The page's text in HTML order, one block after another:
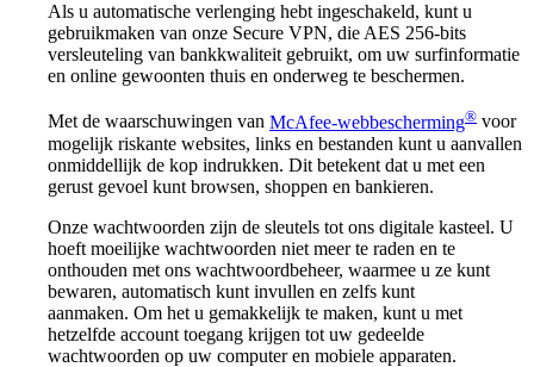
Als u automatische verlenging hebt ingeschakeld, kunt u
gebruikmaken van onze Secure VPN, die AES 256-bits
versleuteling van bankkwaliteit gebruikt, om uw surfinformatie
en online gewoonten thuis en onderweg te beschermen.
Met de waarschuwingen van McAfee-webbescherming® voor
mogelijk riskante websites, links en bestanden kunt u aanvallen
onmiddellijk de kop indrukken. Dit betekent dat u met een
gerust gevoel kunt browsen, shoppen en bankieren.
Onze wachtwoorden zijn de sleutels tot ons digitale kasteel. U
hoeft moeilijke wachtwoorden niet meer te raden en te
onthouden met ons wachtwoordbeheer, waarmee u ze kunt
bewaren, automatisch kunt invullen en zelfs kunt
aanmaken. Om het u gemakkelijk te maken, kunt u met
hetzelfde account toegang krijgen tot uw gedeelde
wachtwoorden op uw computer en mobiele apparaten.